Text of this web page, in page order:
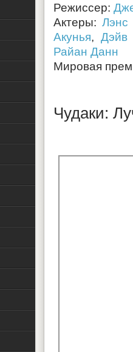
Режиссер:
Актеры:Лэнс
Акунья, Дэйв
Райан Данн
Мировая
Чудаки: